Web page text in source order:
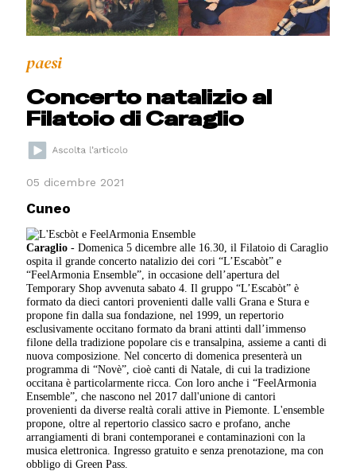
paesi
Concerto natalizio al
Filatoio di Caraglio
05 dicembre 2021
Cuneo
Caraglio - Domenica 5 dicembre alle 16.30, il Filatoio di Caraglio
ospita il grande concerto natalizio dei cori “L’Escabòt” e
“FeelArmonia Ensemble”, in occasione dell’apertura del
Temporary Shop avvenuta sabato 4. Il gruppo “L’Escabòt” è
formato da dieci cantori provenienti dalle valli Grana e Stura e
propone fin dalla sua fondazione, nel 1999, un repertorio
esclusivamente occitano formato da brani attinti dall’immenso
filone della tradizione popolare cis e transalpina, assieme a canti di
nuova composizione. Nel concerto di domenica presenterà un
programma di “Novè”, cioè canti di Natale, di cui la tradizione
occitana è particolarmente ricca. Con loro anche i “FeelArmonia
Ensemble”, che nascono nel 2017 dall'unione di cantori
provenienti da diverse realtà corali attive in Piemonte. L'ensemble
propone, oltre al repertorio classico sacro e profano, anche
arrangiamenti di brani contemporanei e contaminazioni con la
musica elettronica. Ingresso gratuito e senza prenotazione, ma con
obbligo di Green Pass.